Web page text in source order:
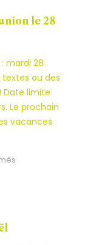
le 28
mardi 28
textes ou des
Date limite
Le prochain
vacances